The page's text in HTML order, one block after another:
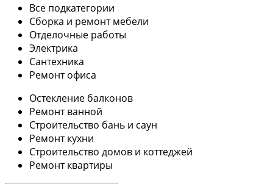
Все подкатегории
Сборка и ремонт мебели
Отделочные работы
Электрика
Сантехника
Ремонт офиса
Остекление балконов
Ремонт ванной
Строительство бань и саун
Ремонт кухни
Строительство домов и коттеджей
Ремонт квартиры